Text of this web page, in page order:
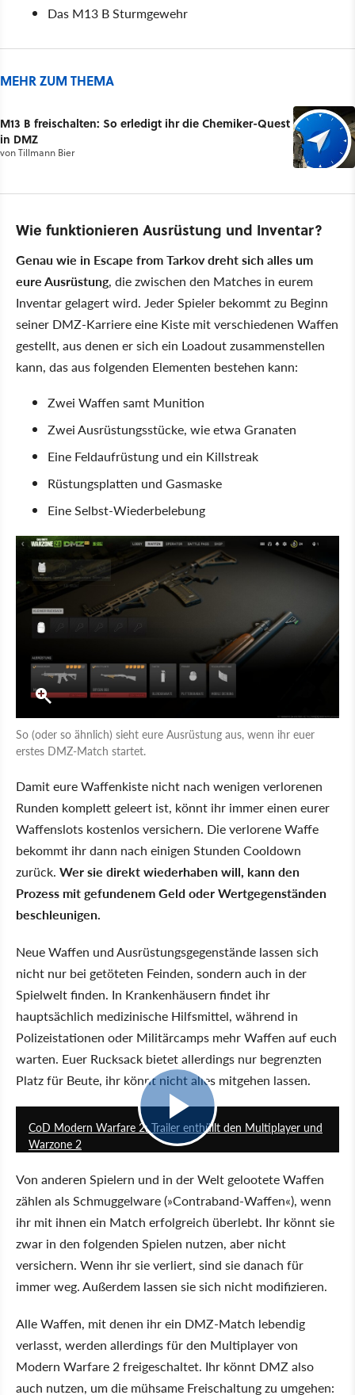
Das M13 B Sturmgewehr
MEHR ZUM THEMA
M13 B freischalten: So erledigt ihr die Chemiker-Quest
in DMZ
vonTillmann Bier
Wie funktionieren Ausrüstung und Inventar?
Genau wie in Escape from Tarkov dreht sich alles um
eure Ausrüstung, die zwischen den Matches in eurem
Inventar gelagert wird. Jeder Spieler bekommt zu Beginn
seiner DMZ-Karriere eine Kiste mit verschiedenen Waffen
gestellt, aus denen er sich ein Loadout zusammenstellen
kann, das aus folgenden Elementen bestehen kann:
Zwei Waffen samt Munition
Zwei Ausrüstungsstücke, wie etwa Granaten
Eine Feldaufrüstung und ein Killstreak
Rüstungsplatten und Gasmaske
Eine Selbst-Wiederbelebung
So (oder so ähnlich) sieht eure Ausrüstung aus, wenn ihr euer
erstes DMZ-Match startet.
Damit eure Waffenkiste nicht nach wenigen verlorenen
Runden komplett geleert ist, könnt ihr immer einen eurer
Waffenslots kostenlos versichern. Die verlorene Waffe
bekommt ihr dann nach einigen Stunden Cooldown
zurück. Wer sie direkt wiederhaben will, kann den
Prozess mit gefundenem Geld oder Wertgegenständen
beschleunigen.
Neue Waffen und Ausrüstungsgegenstände lassen sich
nicht nur bei getöteten Feinden, sondern auch in der
Spielwelt finden. In Krankenhäusern findet ihr
hauptsächlich medizinische Hilfsmittel, während in
Polizeistationen oder Militärcamps mehr Waffen auf euch
warten. Euer Rucksack bietet allerdings nur begrenzten
Platz für Beute, ihr könnt nicht alles mitgehen lassen.
CoD Modern Warfare 2: Trailer enthüllt den Multiplayer und
Warzone 2
Von anderen Spielern und in der Welt gelootete Waffen
zählen als Schmuggelware (»Contraband-Waffen«), wenn
ihr mit ihnen ein Match erfolgreich überlebt. Ihr könnt sie
zwar in den folgenden Spielen nutzen, aber nicht
versichern. Wenn ihr sie verliert, sind sie danach für
immer weg. Außerdem lassen sie sich nicht modifizieren.
Alle Waffen, mit denen ihr ein DMZ-Match lebendig
verlasst, werden allerdings für den Multiplayer von
Modern Warfare 2 freigeschaltet. Ihr könnt DMZ also
auch nutzen, um die mühsame Freischaltung zu umgehen: